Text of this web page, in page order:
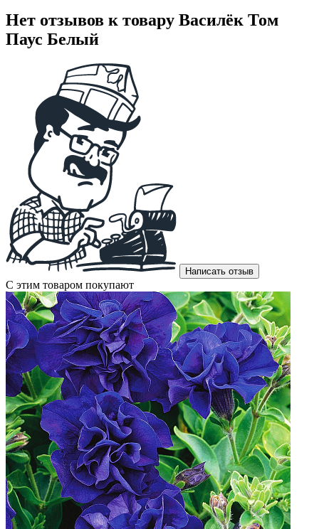
Нет отзывов к товару Василёк Том
Паус Белый
Написать отзыв
С этим товаром покупают